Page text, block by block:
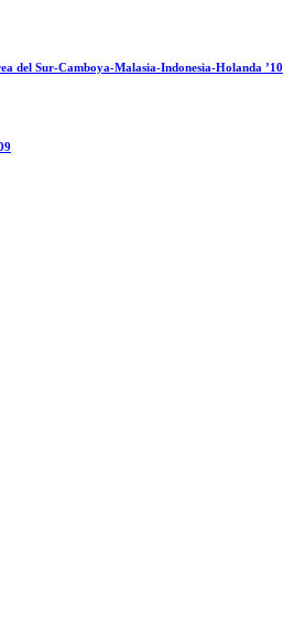
del Sur-Camboya-Malasia-Indonesia-Holanda ’10